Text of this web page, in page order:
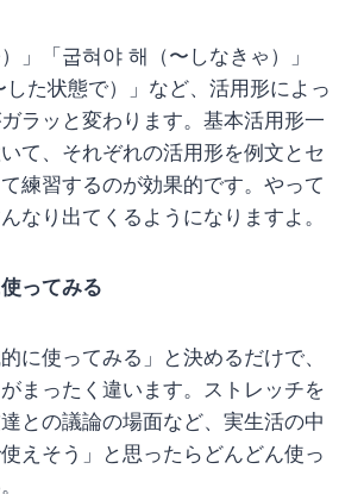
」「굽혀야 해（〜しなきゃ）」
した状態で）」など、活用形によっ
ラッと変わります。基本活用形一
て、それぞれの活用形を例文とセ
練習するのが効果的です。やって
なり出てくるようになりますよ。
ってみる
に使ってみる」と決めるだけで、
まったく違います。ストレッチを
との議論の場面など、実生活の中
えそう」と思ったらどんどん使っ